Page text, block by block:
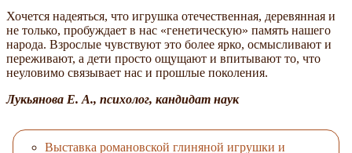
Хочется надеяться, что игрушка отечественная, деревянная и
не только, пробуждает в нас «генетическую» память нашего
народа. Взрослые чувствуют это более ярко, осмысливают и
переживают, а дети просто ощущают и впитывают то, что
неуловимо связывает нас и прошлые поколения.
Лукьянова Е. А., психолог, кандидат наук
Выставка романовской глиняной игрушки и